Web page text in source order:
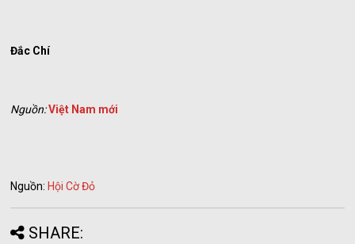
Đắc Chí
Nguồn:Việt Nam mới
Nguồn: Hội Cờ Đỏ
SHARE: